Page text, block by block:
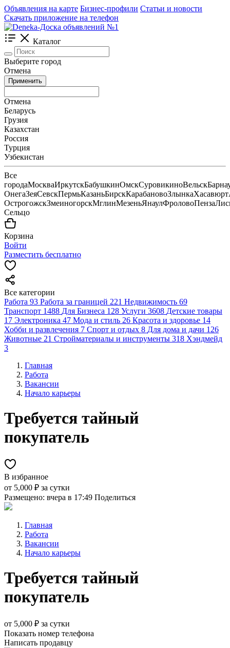
Объявления на карте Бизнес-профили Статьи и новости
Скачать приложение на телефон
Каталог
Выберите город
Отмена
Применить
Отмена
Беларусь
Грузия
Казахстан
Россия
Турция
Узбекистан
Все
городаМоскваИркутскБабушкинОмскСуровикиноВельск
ОнегаЗеяСевскПермьКазаньБирскКарабановоЗлынкаХасавюрт
ОстрогожскЗмеиногорскМглинМезеньЯнаулФроловоПенза
Сельцо
Корзина
Войти
Разместить бесплатно
Все категории
Работа 93 Работа за границей 221 Недвижимость 69
Транспорт 1488 Для Бизнеса 128 Услуги 3608 Детские товары
17 Электроника 47 Мода и стиль 26 Красота и здоровье 14
Хобби и развлечения 7 Спорт и отдых 8 Для дома и дачи 126
Животные 21 Стройматериалы и инструменты 318 Хэндмейд
3
Главная
Работа
Вакансии
Начало карьеры
Требуется тайный
покупатель
В избранное
от 5,000 ₽ за сутки
Размещено: вчера в 17:49 Поделиться
Главная
Работа
Вакансии
Начало карьеры
Требуется тайный
покупатель
от 5,000 ₽ за сутки
Показать номер телефона
Написать продавцу